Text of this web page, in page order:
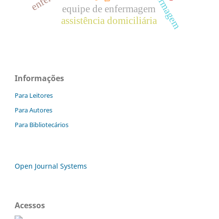
equipe de enfermagem
assistência domiciliária
Informações
Para Leitores
Para Autores
Para Bibliotecários
Open Journal Systems
Acessos